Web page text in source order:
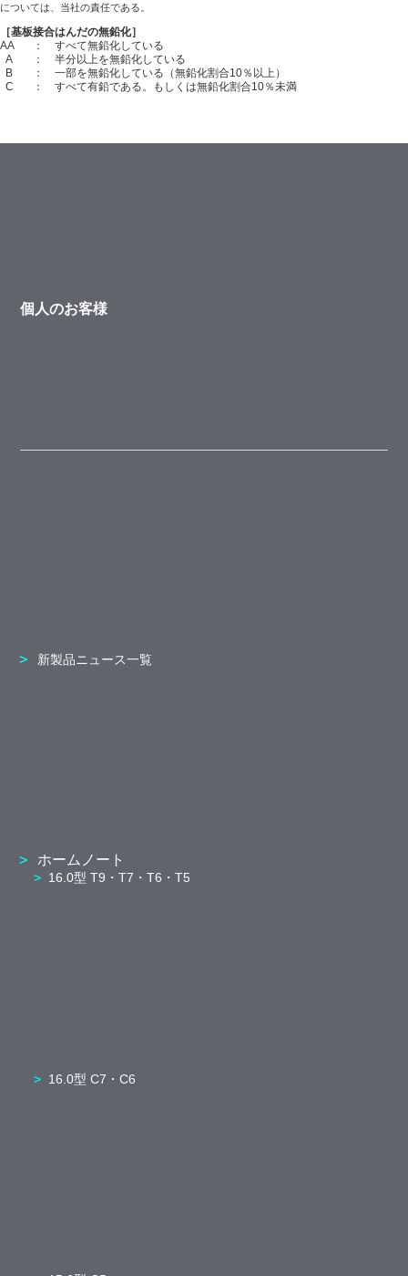
については、当社の責任である。
［基板接合はんだの無鉛化］
AA
： すべて無鉛化している
A
： 半分以上を無鉛化している
B
： 一部を無鉛化している（無鉛化割合10％以上）
C
： すべて有鉛である。もしくは無鉛化割合10％未満
個人のお客様
新製品ニュース一覧
ホームノート
16.0型 T9・T7・T6・T5
16.0型 C7・C6